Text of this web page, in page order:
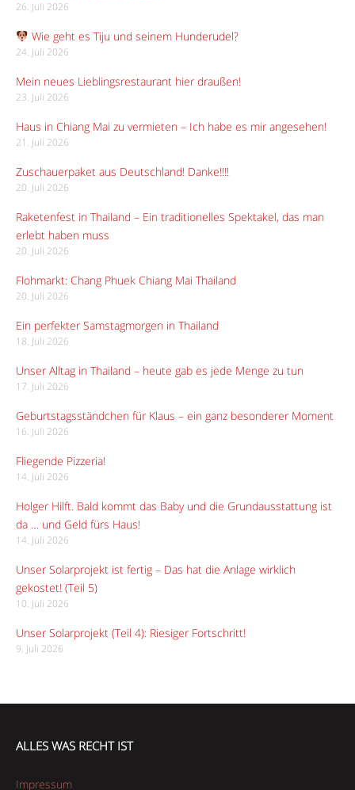
26. Juli 2026
Wie geht es Tiju und seinem Hunderudel?
24. Juli 2026
Mein neues Lieblingsrestaurant hier draußen!
23. Juli 2026
Haus in Chiang Mai zu vermieten – Ich habe es mir angesehen!
21. Juli 2026
Zuschauerpaket aus Deutschland! Danke!!!!
20. Juli 2026
Raketenfest in Thailand – Ein traditionelles Spektakel, das man
erlebt haben muss
20. Juli 2026
Flohmarkt: Chang Phuek Chiang Mai Thailand
20. Juli 2026
Ein perfekter Samstagmorgen in Thailand
18. Juli 2026
Unser Alltag in Thailand – heute gab es jede Menge zu tun
17. Juli 2026
Geburtstagsständchen für Klaus – ein ganz besonderer Moment
16. Juli 2026
Fliegende Pizzeria!
14. Juli 2026
Holger Hilft. Bald kommt das Baby und die Grundausstattung ist
da … und Geld fürs Haus!
14. Juli 2026
Unser Solarprojekt ist fertig – Das hat die Anlage wirklich
gekostet! (Teil 5)
10. Juli 2026
Unser Solarprojekt (Teil 4): Riesiger Fortschritt!
9. Juli 2026
ALLES WAS RECHT IST
Impressum